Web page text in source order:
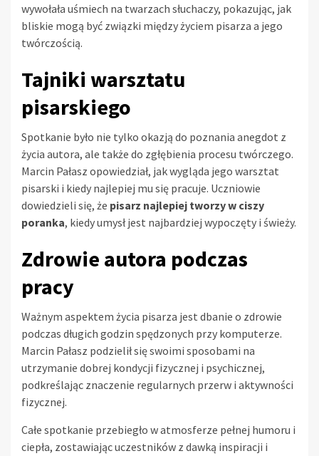
wywołała uśmiech na twarzach słuchaczy, pokazując, jak
bliskie mogą być związki między życiem pisarza a jego
twórczością.
Tajniki warsztatu
pisarskiego
Spotkanie było nie tylko okazją do poznania anegdot z
życia autora, ale także do zgłębienia procesu twórczego.
Marcin Pałasz opowiedział, jak wygląda jego warsztat
pisarski i kiedy najlepiej mu się pracuje. Uczniowie
dowiedzieli się, że pisarz najlepiej tworzy w ciszy
poranka, kiedy umysł jest najbardziej wypoczęty i świeży.
Zdrowie autora podczas
pracy
Ważnym aspektem życia pisarza jest dbanie o zdrowie
podczas długich godzin spędzonych przy komputerze.
Marcin Pałasz podzielił się swoimi sposobami na
utrzymanie dobrej kondycji fizycznej i psychicznej,
podkreślając znaczenie regularnych przerw i aktywności
fizycznej.
Całe spotkanie przebiegło w atmosferze pełnej humoru i
ciepła, zostawiając uczestników z dawką inspiracji i